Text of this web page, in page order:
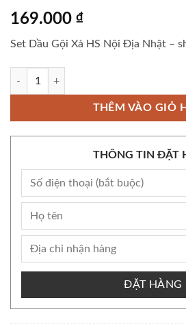
169.000 ₫
Set Dầu Gội Xả HS Nội Địa Nhật –
Còn kho Bộ Set Dầu Gội Xả HS Nội Địa
THÊM VÀO GIỎ
THÔNG TIN ĐẶT
ĐẶT HÀNG